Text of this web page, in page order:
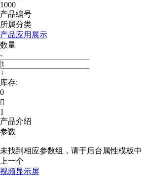
1000
产品编号
所属分类
产品应用展示
数量
-
+
库存:
0

1
产品介绍
参数
未找到相应参数组，请于后台属性模板
上一个
视频显示屏